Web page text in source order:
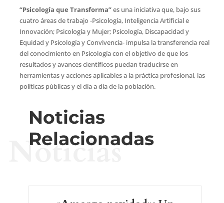
“Psicología que Transforma”es una iniciativa que, bajo sus
cuatro áreas de trabajo -Psicología, Inteligencia Artificial e
Innovación; Psicología y Mujer; Psicología, Discapacidad y
Equidad y Psicología y Convivencia- impulsa la transferencia real
del conocimiento en Psicología con el objetivo de que los
resultados y avances científicos puedan traducirse en
herramientas y acciones aplicables a la práctica profesional, las
políticas públicas y el día a día de la población.
Noticias
Relacionadas
Noticias